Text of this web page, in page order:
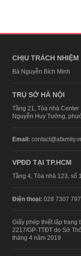
CHỊU TRÁCH
Bà Nguyễn Bích Minh
TRỤ SỞ HÀ NỘI
Tầng 21, Tòa nhà
Nguyễn Huy Tưởng,
Email:
VPĐD TẠI TP.HCM
Tầng 4, Tòa nhà 123, số
Điện thoại: 028 7307
Giấy phép thiết lập trang
2217/GP-TTĐT do Sở
tháng 4 năm 2019